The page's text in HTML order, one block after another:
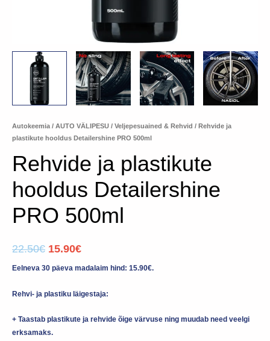
Autokeemia / AUTO VÄLIPESU / Veljepesuained & Rehvid / Rehvide ja
plastikute hooldus Detailershine PRO 500ml
Rehvide ja plastikute
hooldus Detailershine
PRO 500ml
22.50€ 15.90€
Eelneva 30 päeva madalaim hind: 15.90€.
Rehvi- ja plastiku läigestaja:
+ Taastab plastikute ja rehvide õige värvuse ning muudab need veelgi
erksamaks.